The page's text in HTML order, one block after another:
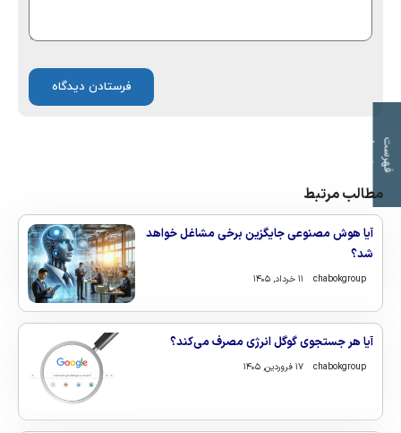
ف
ه
ر
س
ت
م
و
ض
و
ع
ات
مطالب مرتبط
آیا هوش مصنوعی جایگزین برخی مشاغل خواهد
شد؟
chabokgroup ۱۱ خرداد, ۱۴۰۵
آیا هر جستجوی گوگل انرژی مصرف می‌کند؟
chabokgroup ۱۷ فروردین, ۱۴۰۵